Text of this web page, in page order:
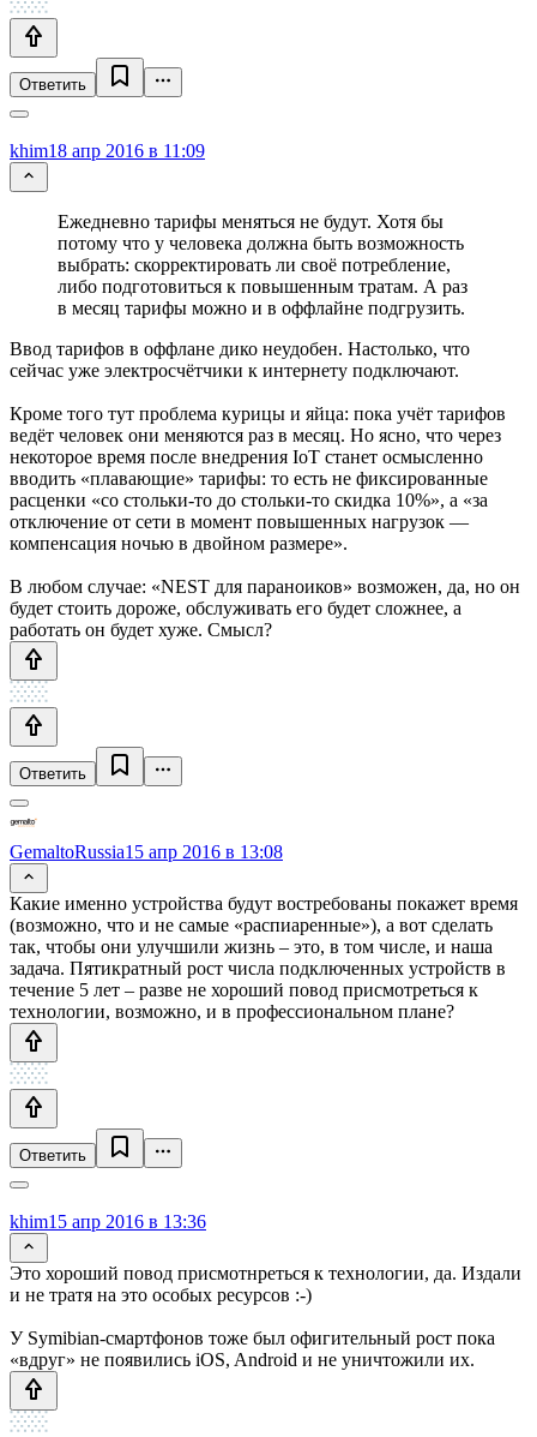
Ответить
khim18 апр 2016 в 11:09
Ежедневно тарифы меняться не будут. Хотя бы
потому что у человека должна быть возможность
выбрать: скорректировать ли своё потребление,
либо подготовиться к повышенным тратам. А раз
в месяц тарифы можно и в оффлайне подгрузить.
Ввод тарифов в оффлане дико неудобен. Настолько, что
сейчас уже электросчётчики к интернету подключают.
Кроме того тут проблема курицы и яйца: пока учёт тарифов
ведёт человек они меняются раз в месяц. Но ясно, что через
некоторое время после внедрения IoT станет осмысленно
вводить «плавающие» тарифы: то есть не фиксированные
расценки «со стольки-то до стольки-то скидка 10%», а «за
отключение от сети в момент повышенных нагрузок —
компенсация ночью в двойном размере».
В любом случае: «NEST для параноиков» возможен, да, но он
будет стоить дороже, обслуживать его будет сложнее, а
работать он будет хуже. Смысл?
Ответить
GemaltoRussia15 апр 2016 в 13:08
Какие именно устройства будут востребованы покажет время
(возможно, что и не самые «распиаренные»), а вот сделать
так, чтобы они улучшили жизнь – это, в том числе, и наша
задача. Пятикратный рост числа подключенных устройств в
течение 5 лет – разве не хороший повод присмотреться к
технологии, возможно, и в профессиональном плане?
Ответить
khim15 апр 2016 в 13:36
Это хороший повод присмотнреться к технологии, да. Издали
и не тратя на это особых ресурсов :-)
У Symibian-смартфонов тоже был офигительный рост пока
«вдруг» не появились iOS, Android и не уничтожили их.